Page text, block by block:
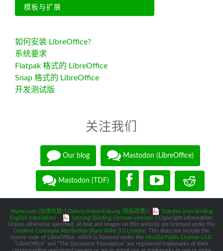
模板与扩展
如何安装 LibreOffice?
系统要求
Flatpak 格式的 LibreOffice
Snap 格式的 LibreOffice
开发测试版
关注我们
Our blog Mastodon (LibreOffice)
Mastodon (TDF)
Impressum (法律信息)| Datenschutzerklärung (隐私政策)|
Statutes (non-binding
English translation) - Satzung (binding German version)
| Copyright information:
Unless otherwise specified, all text and images on this website are licensed under the
Creative Commons Attribution-Share Alike 3.0 License . This does not include the
source code of LibreOffice, which is licensed under the Mozilla Public License v2.0
“LibreOffice” and “The Document Foundation” are registered trademarks of their